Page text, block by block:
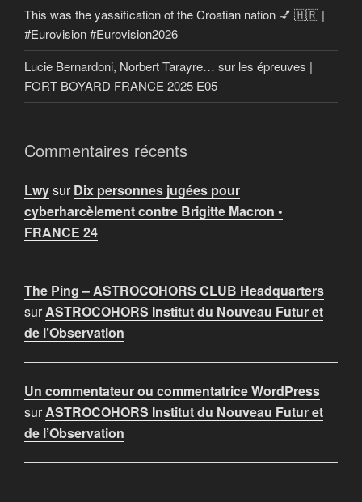
This was the yassification of the Croatian nation 💅 🇭🇷 |
#Eurovision #Eurovision2026
Lucie Bernardoni, Norbert Tarayre… sur les épreuves |
FORT BOYARD FRANCE 2025 E05
Commentaires récents
LwysurDix personnes jugées pour
cyberharcèlement contre Brigitte Macron •
FRANCE 24
The Ping – ASTROCOHORS CLUB Headquarters
surASTROCOHORS Institut du Nouveau Futur et
de l’Observation
Un commentateur ou commentatrice WordPress
surASTROCOHORS Institut du Nouveau Futur et
de l’Observation